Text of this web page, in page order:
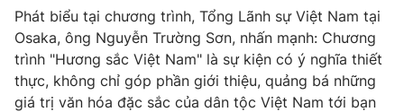
Học trực tuyến
Hitech Công nghệ tương lai
Sản phẩm
Thị trường
Giao lưu trực tuyến
Lịch phát sóng
Phát biểu tại chương trình, Tổng Lãnh sự Việt Nam tại
Osaka, ông Nguyễn Trường Sơn, nhấn mạnh: Chương
trình "Hương sắc Việt Nam" là sự kiện có ý nghĩa thiết
thực, không chỉ góp phần giới thiệu, quảng bá những
giá trị văn hóa đặc sắc của dân tộc Việt Nam tới bạn